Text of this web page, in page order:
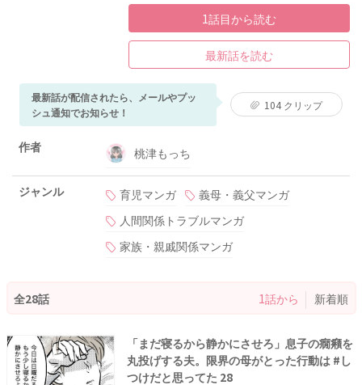
1話目から読む
最新話を読む
最新話が配信されたら、メールやプッ
シュ通知でお知らせ！
104 クリップ
作者 桃津もっち
ジャンル 育児マンガ
義母・義父マンガ
人間関係トラブルマンガ
家族・親戚関係マンガ
全28話 1話から 新着順
「まだ寝るから静かにさせろ」息子の癇癪を
丸投げする夫。限界の母がとった行動は #し
つけだと思ってた 28